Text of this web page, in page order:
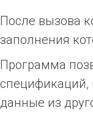
После вызова
заполнения
Программа
спецификаций,
данные из